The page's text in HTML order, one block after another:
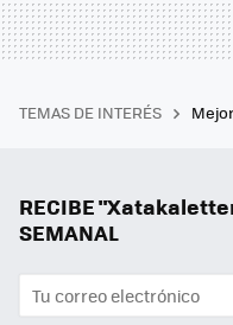
TEMAS DE INTERÉS
RECIBE
SEMANAL